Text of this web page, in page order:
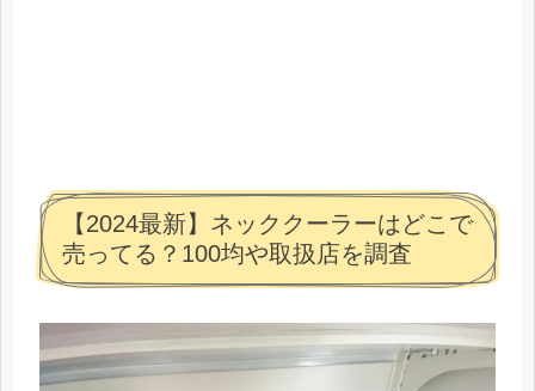
【2024最新】ネッククーラーはどこで
売ってる？100均や取扱店を調査